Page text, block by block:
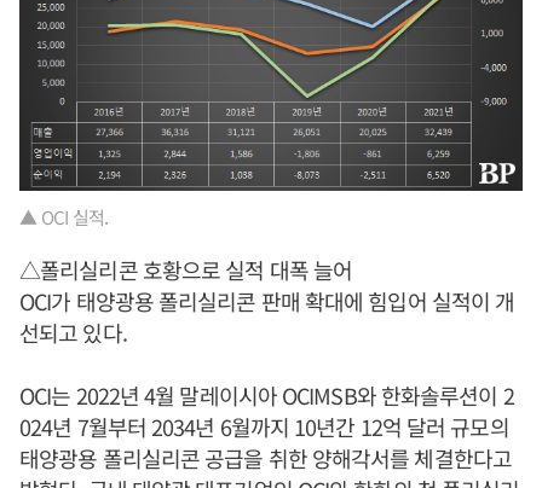
▲ OCI 실적.
△폴리실리콘 호황으로 실적 대폭 늘어
OCI가 태양광용 폴리실리콘 판매 확대에 힘입어 실적이 개
선되고 있다.
OCI는 2022년 4월 말레이시아 OCIMSB와 한화솔루션이 2
024년 7월부터 2034년 6월까지 10년간 12억 달러 규모의
태양광용 폴리실리콘 공급을 취한 양해각서를 체결한다고